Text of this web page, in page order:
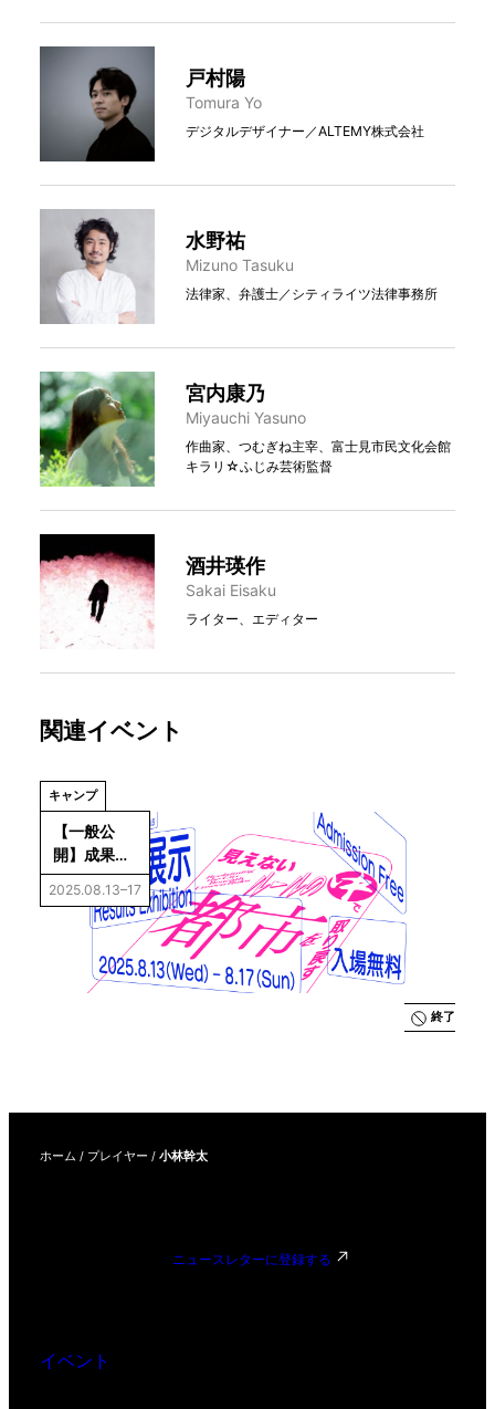
戸村陽
Tomura Yo
デジタルデザイナー／ALTEMY株式会社
水野祐
Mizuno Tasuku
法律家、弁護士／シティライツ法律事務所
宮内康乃
Miyauchi Yasuno
作曲家、つむぎね主宰、富士見市民文化会館
キラリ☆ふじみ芸術監督
酒井瑛作
Sakai Eisaku
ライター、エディター
関連イベント
キャンプ
【一般公
開】成果展
示「Future
Ideations
Camp
Vol.6：見え
ないルール
の中で都市
2025.08.13–17
終了
ホーム / プレイヤー / 小林幹太
ニュースレターに登録する
イベント